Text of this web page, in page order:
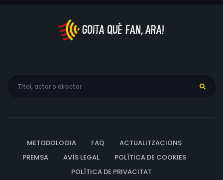
METODOLOGIA FAQ
ACTUALITZACIONS
PREMSA
AVÍS LEGAL
POLÍTICA DE COOKIES
POLÍTICA DE PRIVACITAT